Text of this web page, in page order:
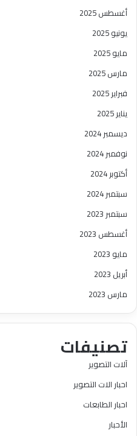
أغسطس 2025
يونيو 2025
مايو 2025
مارس 2025
فبراير 2025
يناير 2025
ديسمبر 2024
نوفمبر 2024
أكتوبر 2024
سبتمبر 2024
سبتمبر 2023
أغسطس 2023
مايو 2023
أبريل 2023
مارس 2023
تصنيفات
آلات التصوير
احبار الات التصوير
احبار الطابعات
الأحبار